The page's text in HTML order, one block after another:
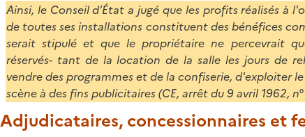
Ainsi, le Conseil d’État a jugé que les profits réalisés
de toutes ses installations constituent des bénéfices
serait stipulé et que le propriétaire ne percevrait
réservés- tant de la location de la salle les jours de
vendre des programmes et de la confiserie, d'exploiter
scène à des fins publicitaires (CE, arrêt du 9 avril 1962,
concessionnaires et